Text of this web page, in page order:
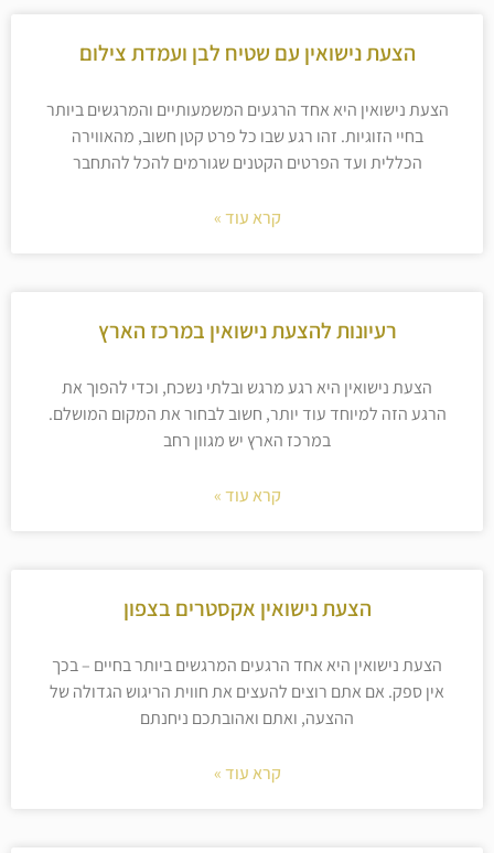
הצעת נישואין עם שטיח לבן ועמדת צילום
הצעת נישואין היא אחד הרגעים המשמעותיים והמרגשים ביותר
בחיי הזוגיות. זהו רגע שבו כל פרט קטן חשוב, מהאווירה
הכללית ועד הפרטים הקטנים שגורמים להכל להתחבר
קרא עוד »
רעיונות להצעת נישואין במרכז הארץ
הצעת נישואין היא רגע מרגש ובלתי נשכח, וכדי להפוך את
הרגע הזה למיוחד עוד יותר, חשוב לבחור את המקום המושלם.
במרכז הארץ יש מגוון רחב
קרא עוד »
הצעת נישואין אקסטרים בצפון
הצעת נישואין היא אחד הרגעים המרגשים ביותר בחיים – בכך
אין ספק. אם אתם רוצים להעצים את חווית הריגוש הגדולה של
ההצעה, ואתם ואהובתכם ניחנתם
קרא עוד »